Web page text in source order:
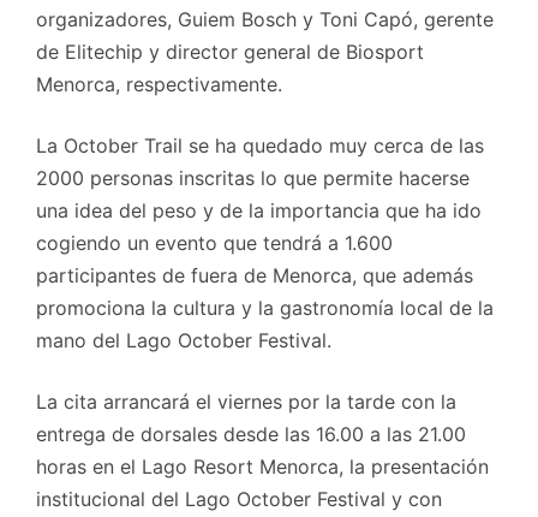
organizadores, Guiem Bosch y Toni Capó, gerente
de Elitechip y director general de Biosport
Menorca, respectivamente.
La October Trail se ha quedado muy cerca de las
2000 personas inscritas lo que permite hacerse
una idea del peso y de la importancia que ha ido
cogiendo un evento que tendrá a 1.600
participantes de fuera de Menorca, que además
promociona la cultura y la gastronomía local de la
mano del Lago October Festival.
La cita arrancará el viernes por la tarde con la
entrega de dorsales desde las 16.00 a las 21.00
horas en el Lago Resort Menorca, la presentación
institucional del Lago October Festival y con